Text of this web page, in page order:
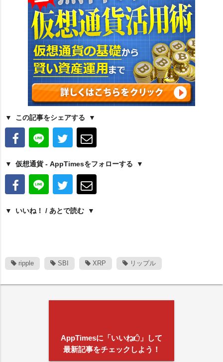
この記事をシェアする
仮想通貨 - AppTimesをフォローする
いいね！ / あとで読む
ripple SBI XRP リップル
AppTimesに「いいね
」して
最新記事をチェックしよう！